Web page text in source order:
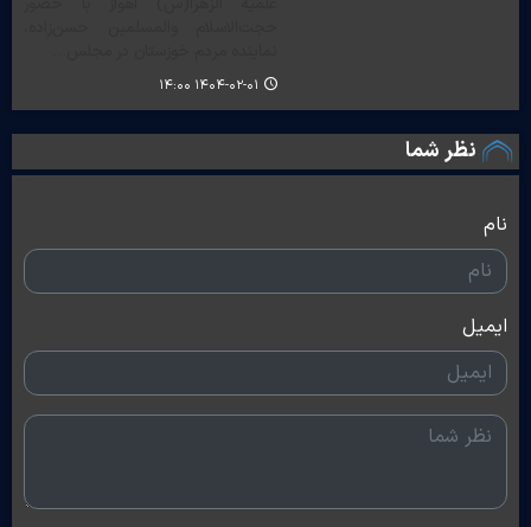
۱۴۰۴-۰۲-۰۱ ۱۴:۰۰
نظر شما
نام
ایمیل